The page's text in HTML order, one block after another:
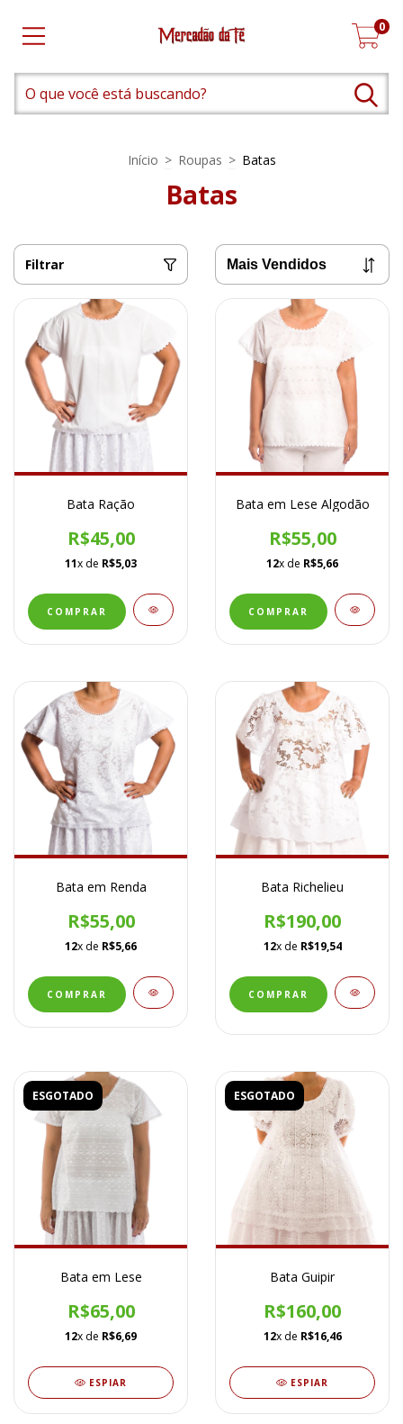
0
Início > Roupas > Batas
Batas
Filtrar
Bata Ração
R$45,00
11x de R$5,03
COMPRAR
Bata em Lese Algodão
R$55,00
12x de R$5,66
COMPRAR
Bata em Renda
R$55,00
12x de R$5,66
COMPRAR
Bata Richelieu
R$190,00
12x de R$19,54
ESGOTADO
Bata em Lese
R$65,00
12x de R$6,69
ESPIAR
ESGOTADO
Bata Guipir
R$160,00
12x de R$16,46
ESPIAR